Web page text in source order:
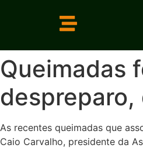
Queimadas
despreparo,
As recentes queimadas que
Caio Carvalho, presidente da